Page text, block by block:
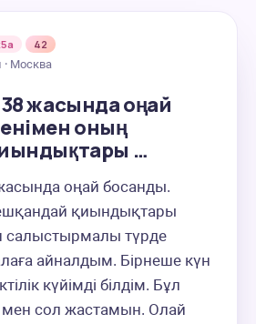
42
Москва
жасында оңай
оның
…
оңай босанды.
қиындықтары
салыстырмалы түрде
айналдым. Бірнеше күн
күйімді білдім. Бұл
мен сол жастамын. Олай